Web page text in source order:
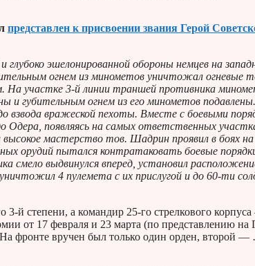
представлен к присвоении звания Герой
глубоко эшелонированной обороны немцев на
огнем из минометов уничтожал огневые
На участке 3-й линии траншей противника
губительным огнем из его минометов
вражеской пехоты. Вместе с боевыми
появляясь на самых ответственных
мастерство тов. Шадрин проявил в боях на
орудий пытался контратаковать боевые
выдвинулся вперед, установил
4 пулемета с их прислугой и до 60-ти
й степени, а командир 25-го стрелкового
от 17 февраля и 23 марта (по представлению на
фронте вручен был только один орден, второй